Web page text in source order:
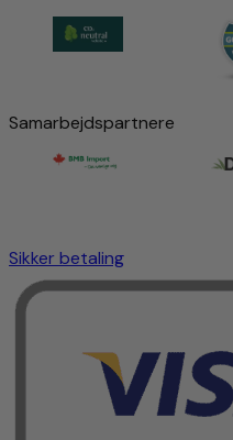
Samarbejdspartnere
Sikker betaling